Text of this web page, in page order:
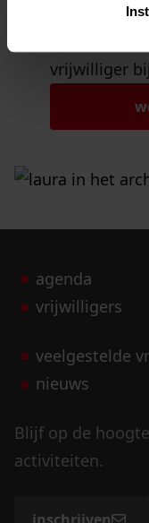
vrijwilliger
agenda
vrijwilligers
veelgestelde
nieuws
Blijf op de
activiteiten.